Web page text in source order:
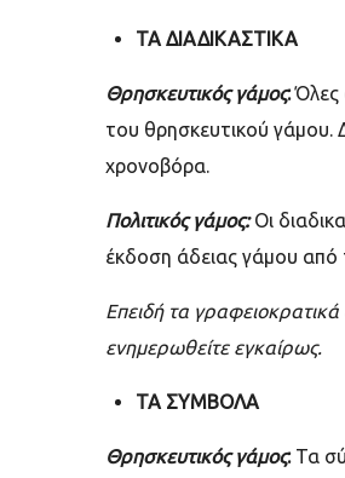
ΤΑ ΔΙΑΔΙΚΑΣΤΙΚΑ
Θρησκευτικός γάμος:Όλες
του θρησκευτικού γάμου.
χρονοβόρα.
Πολιτικός γάμος:Οι
έκδοση άδειας γάμου από
Επειδή τα
ενημερωθείτε εγκαίρως.
ΤΑ ΣΥΜΒΟΛΑ
Θρησκευτικός γάμος: Τα